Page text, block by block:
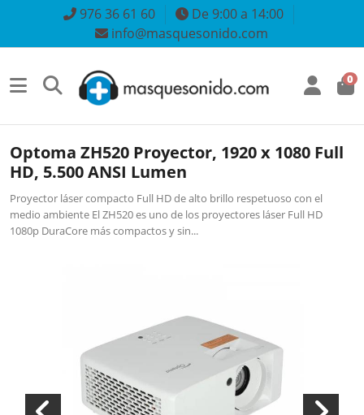
976 36 61 60
De 9:00 a 14:00
info@masquesonido.com
0
Optoma ZH520 Proyector, 1920 x 1080 Full
HD, 5.500 ANSI Lumen
Proyector láser compacto Full HD de alto brillo respetuoso con el
medio ambiente El ZH520 es uno de los proyectores láser Full HD
1080p DuraCore más compactos y sin...